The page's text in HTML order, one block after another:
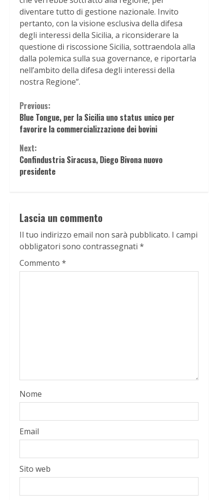
diventare tutto di gestione nazionale. Invito
pertanto, con la visione esclusiva della difesa
degli interessi della Sicilia, a riconsiderare la
questione di riscossione Sicilia, sottraendola alla
dalla polemica sulla sua governance, e riportarla
nell’ambito della difesa degli interessi della
nostra Regione”.
Continue
Reading
Previous:
Blue Tongue, per la Sicilia uno status unico per
favorire la commercializzazione dei bovini
Next:
Confindustria Siracusa, Diego Bivona nuovo
presidente
Lascia un commento
Il tuo indirizzo email non sarà pubblicato. I campi
obbligatori sono contrassegnati *
Commento *
Nome
Email
Sito web